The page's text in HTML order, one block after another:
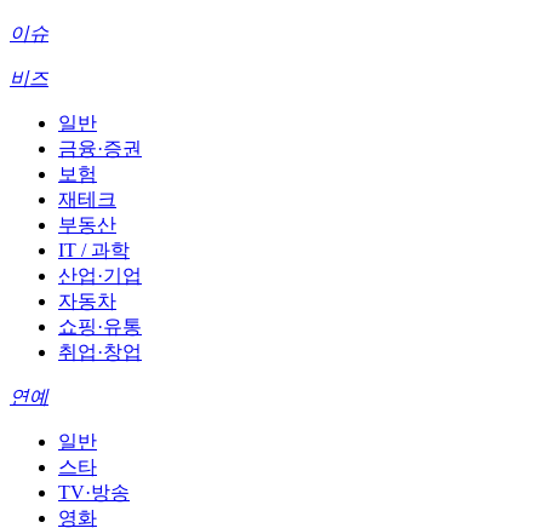
이슈
비즈
일반
금융·증권
보험
재테크
부동산
IT / 과학
산업·기업
자동차
쇼핑·유통
취업·창업
연예
일반
스타
TV·방송
영화